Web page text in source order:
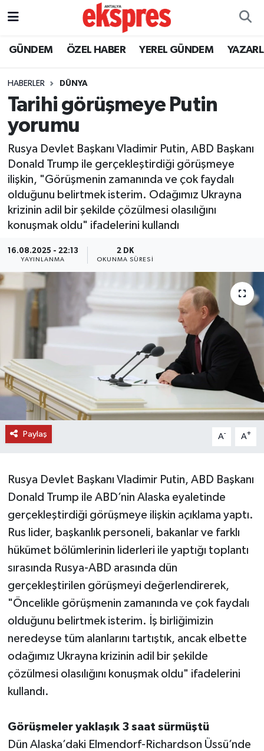
GÜNDEM ÖZEL HABER YEREL GÜNDEM
HABERLER DÜNYA
Tarihi görüşmeye Putin
yorumu
Rusya Devlet Başkanı Vladimir Putin, ABD Başkanı
Donald Trump ile gerçekleştirdiği görüşmeye
ilişkin, "Görüşmenin zamanında ve çok faydalı
olduğunu belirtmek isterim. Odağımız Ukrayna
krizinin adil bir şekilde çözülmesi olasılığını
konuşmak oldu" ifadelerini kullandı
16.08.2025 - 22:13
YAYINLANMA
2 DK
OKUNMA SÜRESI
Paylaş A- A+
Rusya Devlet Başkanı Vladimir Putin, ABD Başkanı
Donald Trump ile ABD’nin Alaska eyaletinde
gerçekleştirdiği görüşmeye ilişkin açıklama yaptı.
Rus lider, başkanlık personeli, bakanlar ve farklı
hükümet bölümlerinin liderleri ile yaptığı toplantı
sırasında Rusya-ABD arasında dün
gerçekleştirilen görüşmeyi değerlendirerek,
"Öncelikle görüşmenin zamanında ve çok faydalı
olduğunu belirtmek isterim. İş birliğimizin
neredeyse tüm alanlarını tartıştık, ancak elbette
odağımız Ukrayna krizinin adil bir şekilde
çözülmesi olasılığını konuşmak oldu" ifadelerini
kullandı.
Görüşmeler yaklaşık 3 saat sürmüştü
Dün Alaska’daki Elmendorf-Richardson Üssü’nde
ÖZEL HABER
YEREL GÜNDEM
EKONOMİ
KÜLTÜR - SANAT
SPOR
SİYASET
SAĞLIK
DÜNYA
TURİZM
RÖPORTAJ
VİDEO HABERLER
YAZARLAR
MAGAZİN
Nöbetçi Eczaneler
Trafik Durumu
Süper Lig Puan Durumu ve Fikstür
Tüm Manşetler
Son Dakika Haberleri
Haber Arşivi